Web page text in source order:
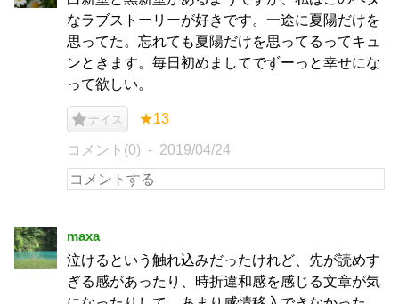
なラブストーリーが好きです。一途に夏陽だけを
思ってた。忘れても夏陽だけを思ってるってキュ
ンときます。毎日初めましてでずーっと幸せにな
って欲しい。
ナイス ★13
コメント(0) 2019/04/24
maxa
泣けるという触れ込みだったけれど、先が読めす
ぎる感があったり、時折違和感を感じる文章が気